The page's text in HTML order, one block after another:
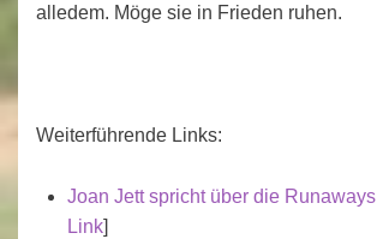
alledem. Möge sie in Frieden ruhen.
Weiterführende Links:
Joan Jett spricht über die Runaways
Link]